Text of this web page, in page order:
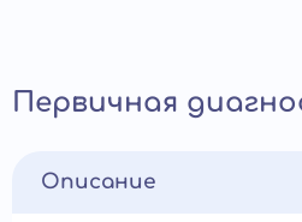
Первичная
Описание